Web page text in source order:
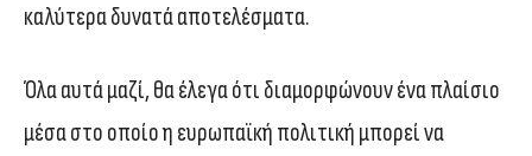
καλύτερα δυνατά αποτελέσματα.
Όλα αυτά μαζί, θα έλεγα ότι διαμορφώνουν ένα πλαίσιο
μέσα στο οποίο η ευρωπαϊκή πολιτική μπορεί να